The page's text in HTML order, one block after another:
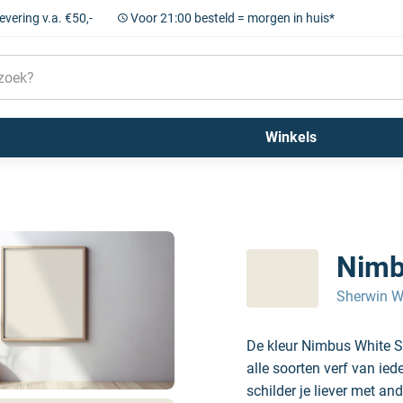
v.a. €50,- Voor 21:00 besteld = morgen in huis*
Winkels
Sherwin
De kleur Nimbus White
alle soorten verf van
schilder je liever met